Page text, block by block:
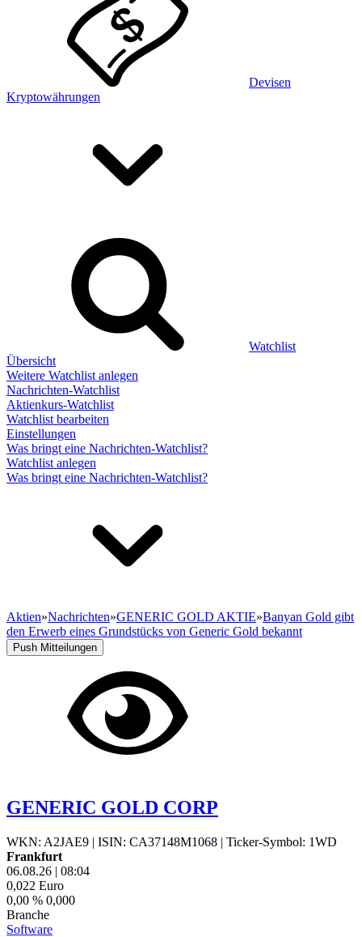
Devisen
Kryptowährungen
Watchlist
Übersicht
Weitere Watchlist anlegen
Nachrichten-Watchlist
Aktienkurs-Watchlist
Watchlist bearbeiten
Einstellungen
Was bringt eine Nachrichten-Watchlist?
Watchlist anlegen
Was bringt eine Nachrichten-Watchlist?
Aktien»Nachrichten»GENERIC GOLD AKTIE»Banyan Gold gibt
den Erwerb eines Grundstücks von Generic Gold bekannt
Push Mitteilungen
GENERIC GOLD CORP
WKN: A2JAE9 | ISIN: CA37148M1068 | Ticker-Symbol: 1WD
Frankfurt
06.08.26 | 08:04
0,022 Euro
0,00 % 0,000
Branche
Software